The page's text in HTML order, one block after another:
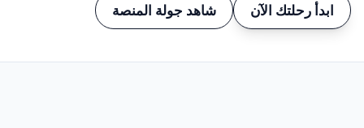
ابدأ رحلتك الآن شاهد جولة المنصة